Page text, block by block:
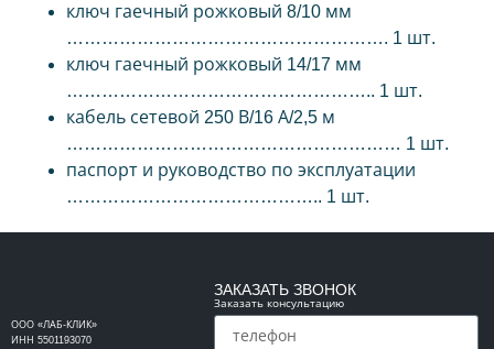
ключ гаечный рожковый 8/10 мм
………………………………………………. 1 шт.
ключ гаечный рожковый 14/17 мм
…………………………………………….. 1 шт.
кабель сетевой 250 В/16 А/2,5 м
………………………………………………… 1 шт.
паспорт и руководство по эксплуатации
…………………………………….. 1 шт.
ООО «ЛАБ-КЛИК»
ИНН 5501193070
ЗАКАЗАТЬ ЗВОНОК
Заказать консультацию